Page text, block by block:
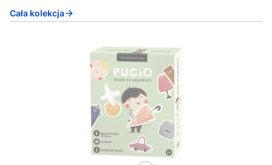
Cała kolekcja